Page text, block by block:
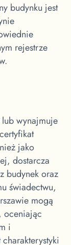
budynku jest
rejestrze
wynajmuje
jako
dostarcza
budynek oraz
świadectwu,
mogą
oceniając
i